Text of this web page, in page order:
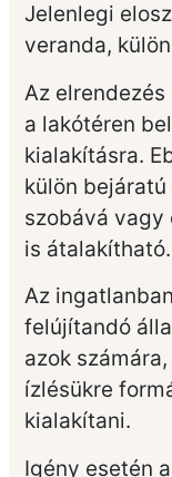
Jelenlegi
veranda,
Az
a lakótéren
kialakításra.
külön
szobává
is átalakítható.
Az
felújítandó
azok
ízlésükre
kialakítani.
Igény esetén